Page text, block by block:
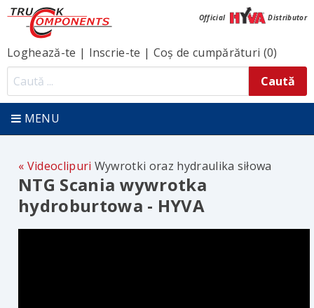
Official Distributor
Loghează-te | Inscrie-te | Coș de cumpărături (0)
MENU
Videoclipuri Wywrotki oraz hydraulika siłowa
NTG Scania wywrotka
hydroburtowa - HYVA